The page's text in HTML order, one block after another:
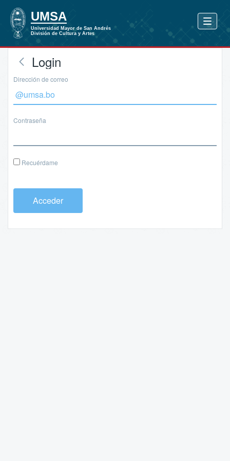
Login
Dirección de correo
Contraseña
Recuérdame
Acceder